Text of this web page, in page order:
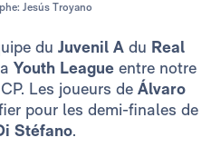
Jesús Troyano
du Juvenil A du Real
Youth League entre notre
Les joueurs de Álvaro
pour les demi-finales de
Stéfano.